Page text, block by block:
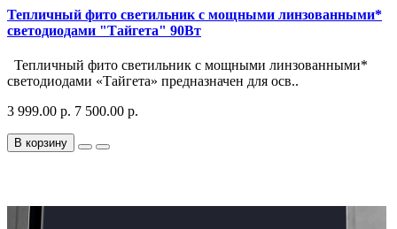
Тепличный фито светильник с мощными линзованными*
светодиодами "Тайгета" 90Вт
Тепличный фито светильник с мощными линзованными*
светодиодами «Тайгета» предназначен для осв..
3 999.00 р. 7 500.00 р.
В корзину